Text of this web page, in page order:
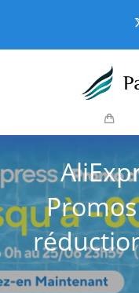
content
Promos